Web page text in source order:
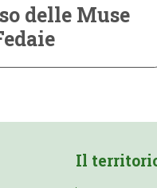
delle Muse
Il